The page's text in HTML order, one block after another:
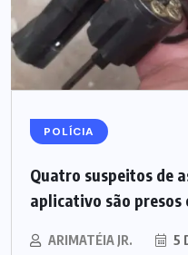
POLÍCIA
Quatro suspeitos de
aplicativo são
ARIMATÉIA JR. 5